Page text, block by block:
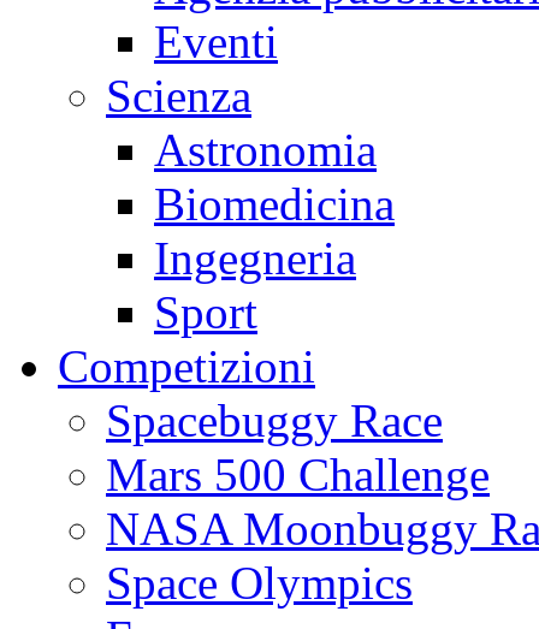
Eventi
Scienza
Astronomia
Biomedicina
Ingegneria
Sport
Competizioni
Spacebuggy Race
Mars 500 Challenge
NASA Moonbuggy
Space Olympics